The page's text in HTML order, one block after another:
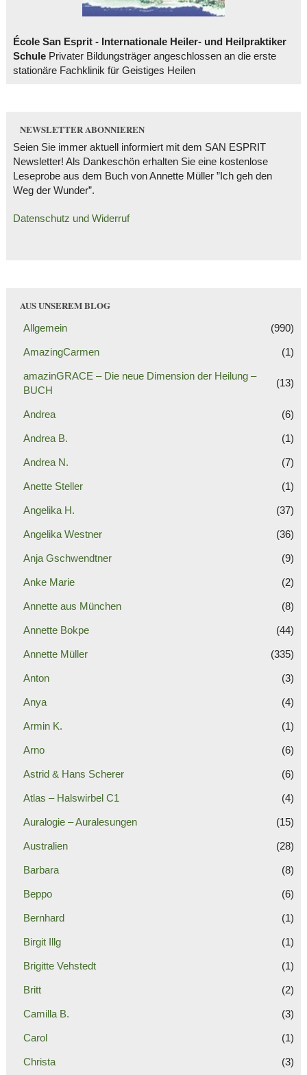
École San Esprit - Internationale Heiler- und Heilpraktiker
SchulePrivater Bildungsträger angeschlossen an die erste
stationäre Fachklinik für Geistiges Heilen
NEWSLETTER ABONNIEREN
Seien Sie immer aktuell informiert mit dem SAN ESPRIT
Newsletter! Als Dankeschön erhalten Sie eine kostenlose
Leseprobe aus dem Buch von Annette Müller ”Ich geh den
Weg der Wunder”.
Datenschutz und Widerruf
AUS UNSEREM BLOG
Allgemein (990)
AmazingCarmen (1)
amazinGRACE – Die neue Dimension der Heilung –
BUCH
(13)
Andrea (6)
Andrea B. (1)
Andrea N. (7)
Anette Steller (1)
Angelika H. (37)
Angelika Westner (36)
Anja Gschwendtner (9)
Anke Marie (2)
Annette aus München (8)
Annette Bokpe (44)
Annette Müller (335)
Anton (3)
Anya (4)
Armin K. (1)
Arno (6)
Astrid & Hans Scherer (6)
Atlas – Halswirbel C1 (4)
Auralogie – Auralesungen (15)
Australien (28)
Barbara (8)
Beppo (6)
Bernhard (1)
Birgit Illg (1)
Brigitte Vehstedt (1)
Britt (2)
Camilla B. (3)
Carol (1)
Christa (3)